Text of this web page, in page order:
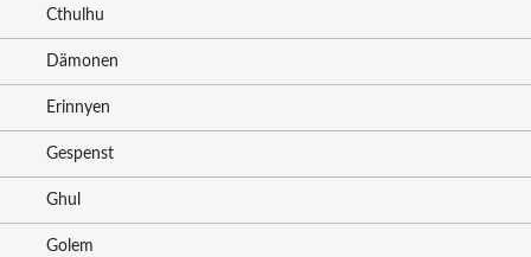
Cthulhu
Dämonen
Erinnyen
Gespenst
Ghul
Golem